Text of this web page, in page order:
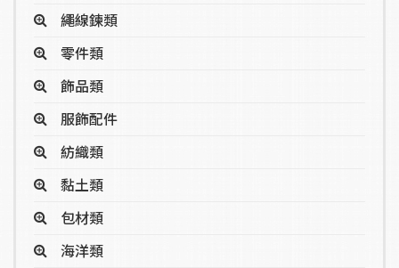
繩線鍊類
零件類
飾品類
服飾配件
紡織類
黏土類
包材類
海洋類